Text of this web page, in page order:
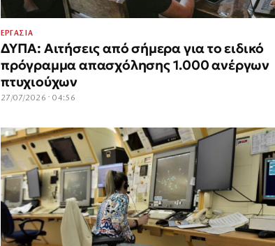
ΕΡΓΑΣΙΑ
ΔΥΠΑ: Αιτήσεις από σήμερα για το ειδικό
πρόγραμμα απασχόλησης 1.000 ανέργων
πτυχιούχων
27/07/2026 · 04:56